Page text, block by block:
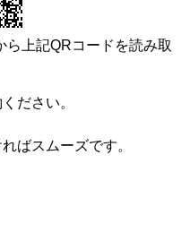
ら上記QRコードを読み取
ださい。
ばスムーズです。